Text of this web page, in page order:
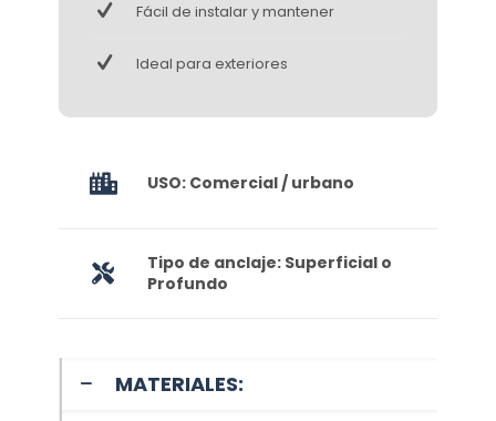
Fácil de instalar y mantener
Ideal para exteriores
USO: Comercial / urbano
Tipo de anclaje: Superficial o
Profundo
MATERIALES: